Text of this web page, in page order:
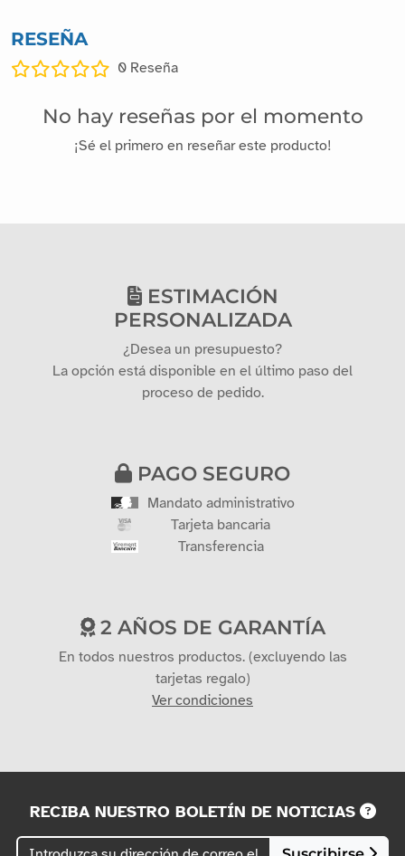
RESEÑA
0 Reseña
No hay reseñas por el momento
¡Sé el primero en reseñar este producto!
ESTIMACIÓN
PERSONALIZADA
¿Desea un presupuesto?
La opción está disponible en el último paso del
proceso de pedido.
PAGO SEGURO
Mandato administrativo
Tarjeta bancaria
Transferencia
2 AÑOS DE GARANTÍA
En todos nuestros productos. (excluyendo las
tarjetas regalo)
Ver condiciones
RECIBA NUESTRO BOLETÍN DE NOTICIAS